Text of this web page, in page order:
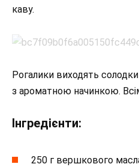
каву.
Рогалики виходять
з ароматною начинкою.
Інгредієнти:
250 г вершкового